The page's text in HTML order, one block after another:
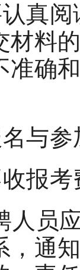
真
材料
准确
与
报
人员
，通